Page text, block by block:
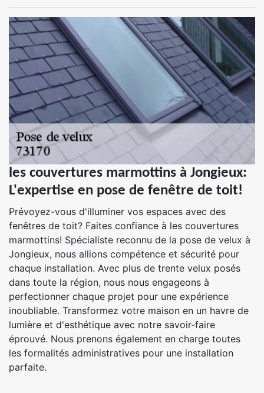
les couvertures marmottins à Jongieux:
L'expertise en pose de fenêtre de toit!
Prévoyez-vous d'illuminer vos espaces avec des
fenêtres de toit? Faites confiance à les couvertures
marmottins! Spécialiste reconnu de la pose de velux à
Jongieux, nous allions compétence et sécurité pour
chaque installation. Avec plus de trente velux posés
dans toute la région, nous nous engageons à
perfectionner chaque projet pour une expérience
inoubliable. Transformez votre maison en un havre de
lumière et d'esthétique avec notre savoir-faire
éprouvé. Nous prenons également en charge toutes
les formalités administratives pour une installation
parfaite.